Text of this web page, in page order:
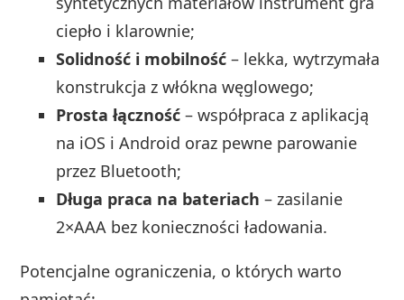
ciepło i klarownie;
Solidność i mobilność – lekka, wytrzymała
konstrukcja z włókna węglowego;
Prosta łączność – współpraca z aplikacją
na iOS i Android oraz pewne parowanie
przez Bluetooth;
Długa praca na bateriach – zasilanie
2×AAA bez konieczności ładowania.
Potencjalne ograniczenia, o których warto